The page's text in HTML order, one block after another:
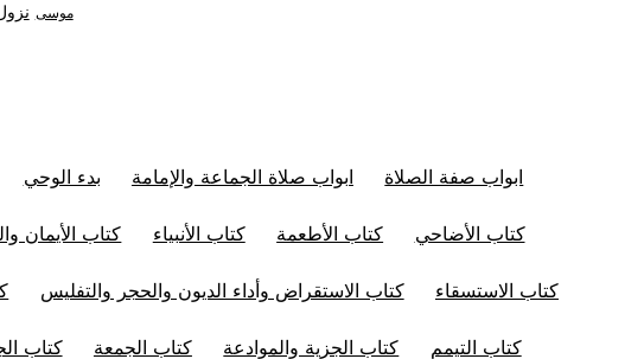
موسى
ابواب صفة الصلاة ابواب صلاة الجماعة والإمامة بدء الوحي
كتاب الأضاحي كتاب الأطعمة كتاب الأنبياء كتاب الأيمان
كتاب الاستسقاء كتاب الاستقراض وأداء الديون والحجر والتفليس
كتاب التيمم كتاب الجزية والموادعة كتاب الجمعة كتاب